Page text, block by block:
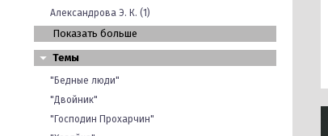
Александрова Э. К. (1)
Показать больше
Темы
"Бедные люди"
"Двойник"
"Господин Прохарчин"